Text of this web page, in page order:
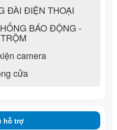
ĐÀI ĐIỆN THOẠI
BÁO ĐỘNG -
camera
cửa
hỗ trợ